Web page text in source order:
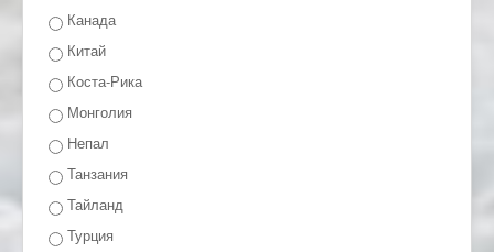
Канада
Китай
Коста-Рика
Монголия
Непал
Танзания
Тайланд
Турция